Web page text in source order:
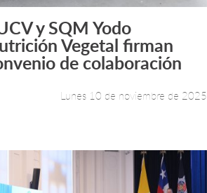
Leer más +
y SQM Yodo
Vegetal firman
de colaboración
Lunes 10 de noviembre de 2025